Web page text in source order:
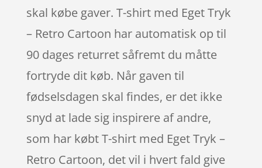
skal købe gaver. T-shirt med Eget Tryk
– Retro Cartoon har automatisk op til
90 dages returret såfremt du måtte
fortryde dit køb. Når gaven til
fødselsdagen skal findes, er det ikke
snyd at lade sig inspirere af andre,
som har købt T-shirt med Eget Tryk –
Retro Cartoon, det vil i hvert fald give